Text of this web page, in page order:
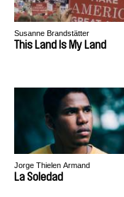
Susanne Brandstätter
This Land Is My Land
Jorge Thielen Armand
La Soledad